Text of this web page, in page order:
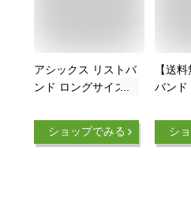
アシックス リストバ
ンド ロングサイズ
レディース 手首 汗
どめ トレーニング
ショップでみる
【送
バンド
スバン
通気
シ